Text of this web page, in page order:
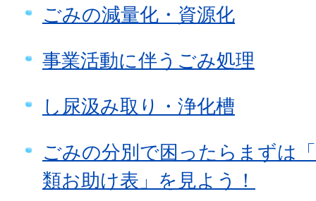
ごみの減量化・資源化
事業活動に伴うごみ処理
し尿汲み取り・浄化槽
ごみの分別で困ったらまずは
類お助け表」を見よう！